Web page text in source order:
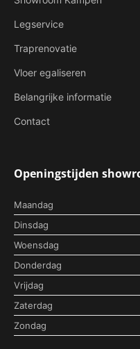
Legservice
Traprenovatie
Vloer egaliseren
Belangrijke informatie
Contact
Openingstijden
Maandag
Dinsdag
Woensdag
Donderdag
Vrijdag
Zaterdag
Zondag